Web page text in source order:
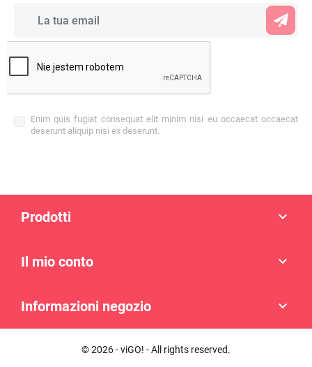
Enim quis fugiat consequat elit minim nisi eu occaecat occaecat
deserunt aliquip nisi ex deserunt.
Prodotti 
Il mio conto 
Informazioni negozio 
© 2026 - viGO! - All rights reserved.